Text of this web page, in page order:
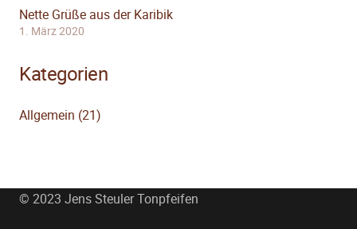
Nette Grüße aus der Karibik
1. März 2020
Kategorien
Allgemein (21)
© 2023 Jens Steuler Tonpfeifen